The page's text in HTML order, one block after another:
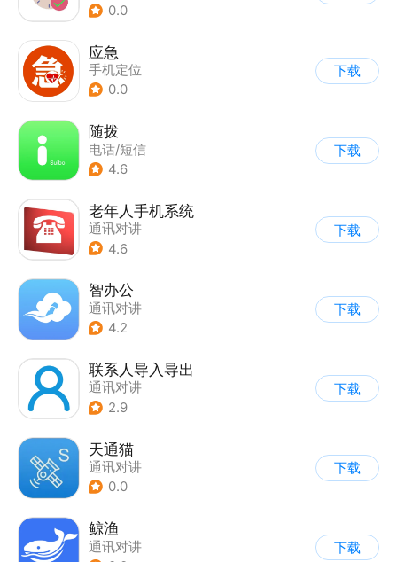
0.0
应急
手机定位
0.0
下载
随拨
电话/短信
4.6
下载
老年人手机系统
通讯对讲
4.6
下载
智办公
通讯对讲
4.2
下载
联系人导入导出
通讯对讲
2.9
下载
天通猫
通讯对讲
0.0
下载
鲸渔
通讯对讲
下载